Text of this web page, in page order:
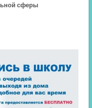
сферы